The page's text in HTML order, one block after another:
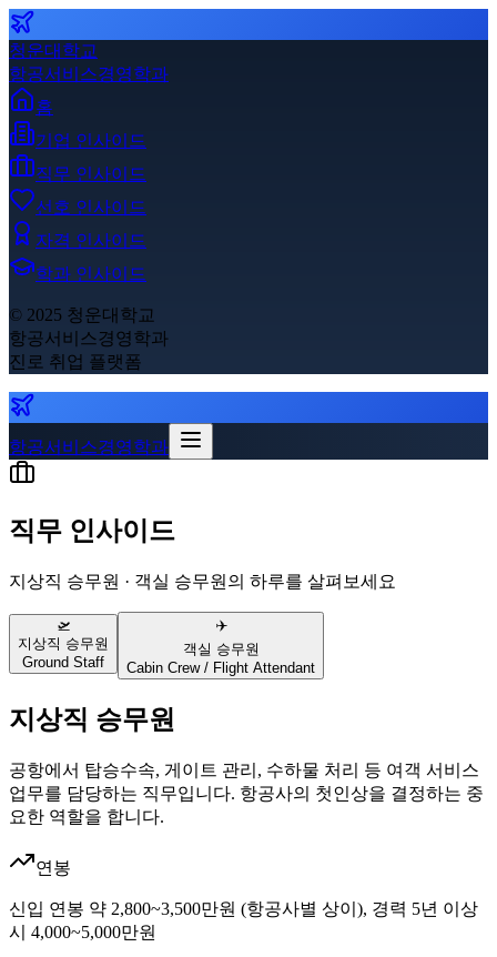
청운대학교
항공서비스경영학과
홈
기업 인사이드
직무 인사이드
선호 인사이드
자격 인사이드
학과 인사이드
© 2025 청운대학교
항공서비스경영학과
진로 취업 플랫폼
항공서비스경영학과
직무 인사이드
지상직 승무원 · 객실 승무원의 하루를 살펴보세요
🛫
지상직 승무원
Ground Staff
✈️
객실 승무원
Cabin Crew / Flight Attendant
지상직 승무원
공항에서 탑승수속, 게이트 관리, 수하물 처리 등 여객 서비스
업무를 담당하는 직무입니다. 항공사의 첫인상을 결정하는 중
요한 역할을 합니다.
연봉
신입 연봉 약 2,800~3,500만원 (항공사별 상이), 경력 5년 이상
시 4,000~5,000만원